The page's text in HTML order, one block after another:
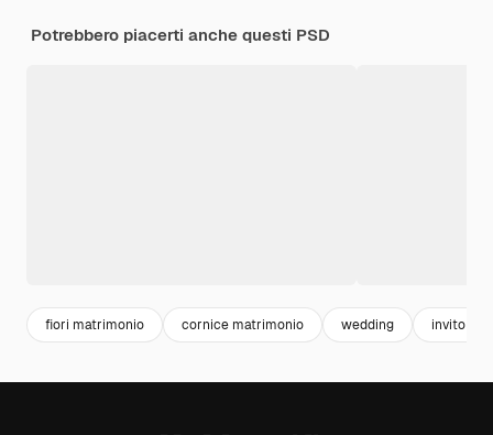
Potrebbero piacerti anche questi PSD
fiori matrimonio cornice matrimonio wedding invito